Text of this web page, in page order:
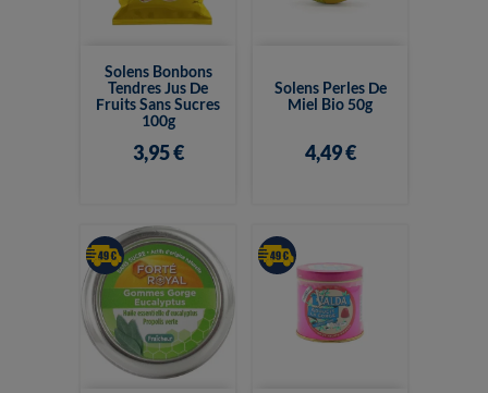
Solens Bonbons
Tendres Jus De
Fruits Sans Sucres
100g
3,95 €
Solens Perles De
Miel Bio 50g
4,49 €